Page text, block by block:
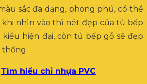
sắc đa dạng, phong phú, có thể
khi nhìn vào thì nét đẹp của tủ bếp
kiểu hiện đại, còn tủ bếp gỗ sẽ đẹp
Tìm hiểu chỉ nhựa PVC